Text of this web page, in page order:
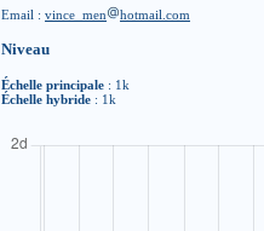
Email : vince_men hotmail.com
Niveau
Échelle principale : 1k
Échelle hybride : 1k